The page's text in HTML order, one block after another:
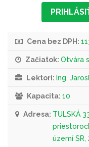
Cena bez DPH:
Začiatok: Otvára
Lektori: Ing.
Kapacita: 10
Adresa: TULSKÁ
území SR,